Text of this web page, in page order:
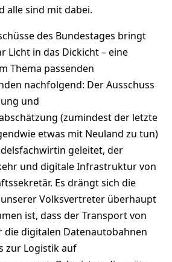
alle sind mit dabei.
des Bundestages bringt
Licht in das Dickicht – eine
Thema passenden
nachfolgend: Der Ausschuss
und
(zumindest der letzte
etwas mit Neuland zu tun)
geleitet, der
und digitale Infrastruktur von
Es drängt sich die
Volksvertreter überhaupt
ist, dass der Transport von
die digitalen Datenautobahnen
zur Logistik auf